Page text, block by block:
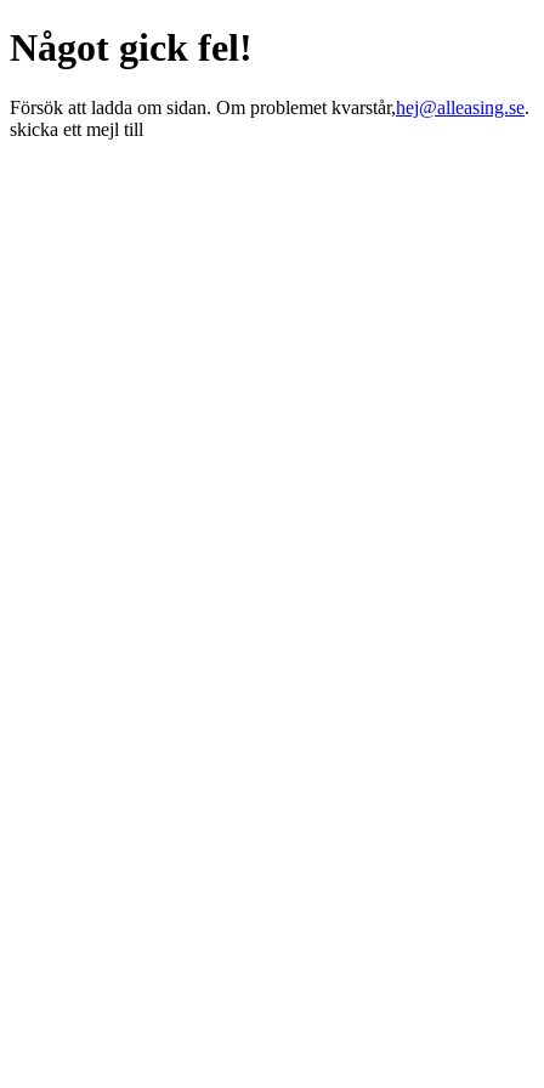
Något gick fel!
Försök att ladda om sidan. Om problemet kvarstår,hej@alleasing.se.
skicka ett mejl till